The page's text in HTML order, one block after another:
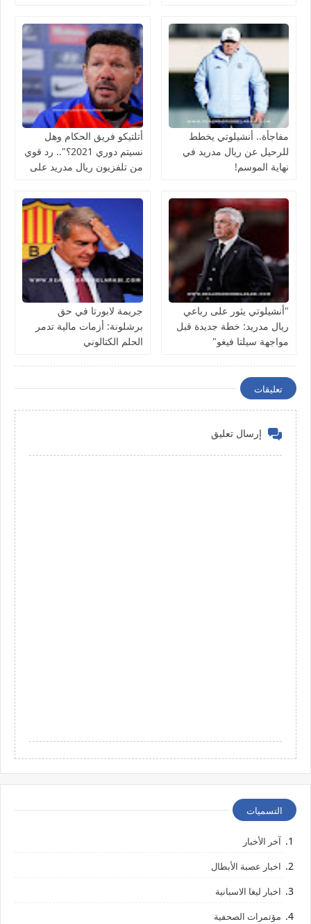
مفاجأة.. أنشيلوتي يخطط
للرحيل عن ريال مدريد في
نهاية الموسم!
أتلتيكو فريق الحكام وهل
نسيتم دوري 2021؟".. رد قوي
من تلفزيون ريال مدريد على
"أنشيلوتي يثور على رباعي
ريال مدريد: خطة جديدة قبل
مواجهة سيلتا فيغو"
جريمة لابورتا في حق
برشلونة: أزمات مالية تدمر
الحلم الكتالوني
تعليقات
إرسال تعليق
التسميات
آخر الأخبار
اخبار عصبة الأبطال
اخبار ليغا الاسبانية
مؤتمرات الصحفية